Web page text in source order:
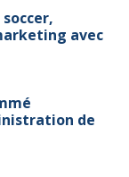
avec
de